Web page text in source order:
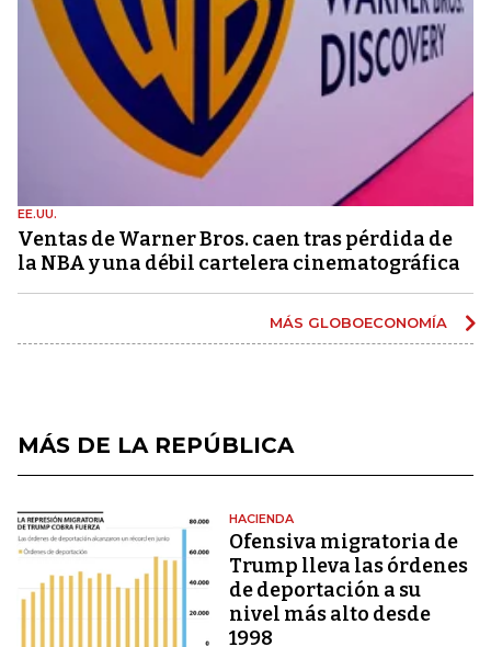
EE.UU.
Ventas de Warner Bros. caen tras pérdida de
la NBA y una débil cartelera cinematográfica
MÁS GLOBOECONOMÍA
MÁS DE LA REPÚBLICA
HACIENDA
Ofensiva migratoria de
Trump lleva las órdenes
de deportación a su
nivel más alto desde
1998